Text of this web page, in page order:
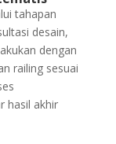
tahapan
desain,
dengan
railing sesuai
hasil akhir